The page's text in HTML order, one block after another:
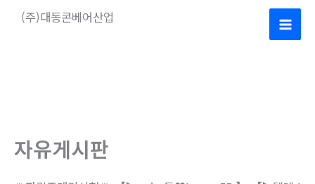
(주)대동콘베어산업
Main
자유게시판